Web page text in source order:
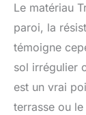
Le matériau
paroi, la
témoigne
sol irrégulier
est un vrai
terrasse ou